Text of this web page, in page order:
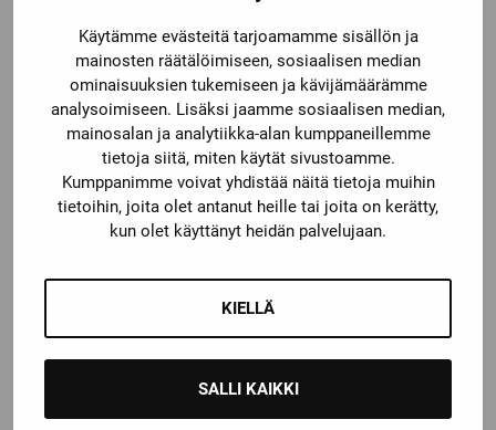
Käytämme evästeitä tarjoamamme sisällön ja
mainosten räätälöimiseen, sosiaalisen median
ominaisuuksien tukemiseen ja kävijämäärämme
analysoimiseen. Lisäksi jaamme sosiaalisen median,
mainosalan ja analytiikka-alan kumppaneillemme
tietoja siitä, miten käytät sivustoamme.
Kumppanimme voivat yhdistää näitä tietoja muihin
tietoihin, joita olet antanut heille tai joita on kerätty,
kun olet käyttänyt heidän palvelujaan.
KIELLÄ
SALLI KAIKKI
CCM
CCM ALUSASU
Katso kaikki vaihtoehdot
32,50 €
CCM
CCM FV1 KOKO VISIIRI
69,90€